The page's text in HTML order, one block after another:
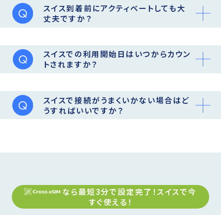
スイス到着前にアクティベートしても大
丈夫ですか？
スイスでの利用開始日はいつからカウン
トされますか？
スイスで接続がうまくいかない場合はど
うすればいいですか？
なら最短3分で設定完了！スイスで今
すぐ使える！